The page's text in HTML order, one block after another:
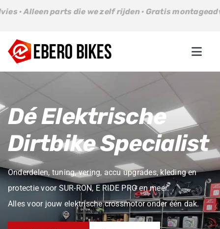
Ga
inhoud
we zelf rijden · Gratis montageadvies · Alleen
Bikes
About us
Contact
Winkelwagen
Dé Elektrische
Dirtbike Specialist
Onderdelen, tuning, vering, accu upgrades, kleding en
protectie voor SUR-RON, E RIDE PRO en meer.
Alles voor jouw elektrische crossmotor onder één dak.